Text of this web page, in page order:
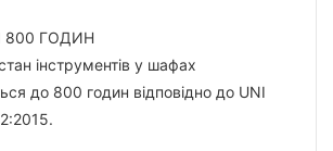
800 ГОДИН
інструментів у шафах
до 800 годин відповідно до UNI